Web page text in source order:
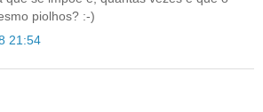
piolhos? :-)
21:54